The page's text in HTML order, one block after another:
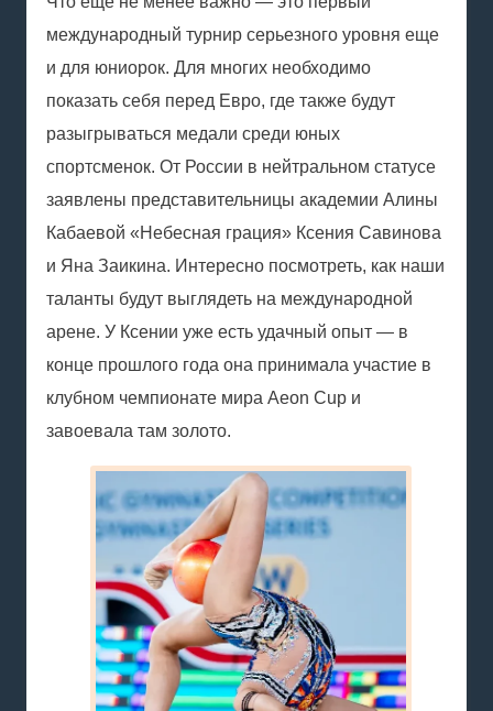
международный турнир серьезного уровня еще
и для юниорок. Для многих необходимо
показать себя перед Евро, где также будут
разыгрываться медали среди юных
спортсменок. От России в нейтральном статусе
заявлены представительницы академии Алины
Кабаевой «Небесная грация» Ксения Савинова
и Яна Заикина. Интересно посмотреть, как наши
таланты будут выглядеть на международной
арене. У Ксении уже есть удачный опыт — в
конце прошлого года она принимала участие в
клубном чемпионате мира Aeon Cup и
завоевала там золото.